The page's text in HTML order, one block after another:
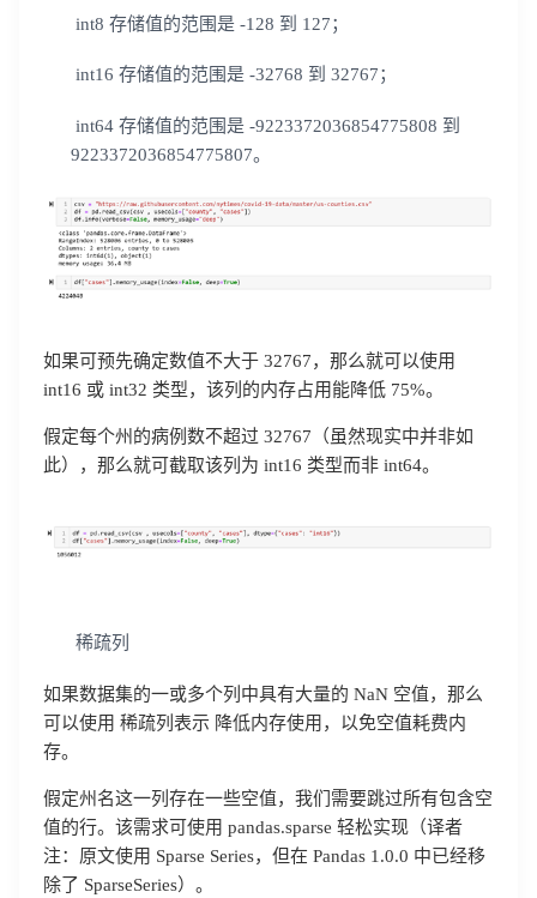
int8 存储值的范围是 -128 到 127；
int16 存储值的范围是 -32768 到 32767；
int64 存储值的范围是 -9223372036854775808 到
9223372036854775807。
如果可预先确定数值不大于 32767，那么就可以使用
int16 或 int32 类型，该列的内存占用能降低 75%。
假定每个州的病例数不超过 32767（虽然现实中并非如
此），那么就可截取该列为 int16 类型而非 int64。
稀疏列
如果数据集的一或多个列中具有大量的 NaN 空值，那么
可以使用 稀疏列表示 降低内存使用，以免空值耗费内
存。
假定州名这一列存在一些空值，我们需要跳过所有包含空
值的行。该需求可使用 pandas.sparse 轻松实现（译者
注：原文使用 Sparse Series，但在 Pandas 1.0.0 中已经移
除了 SparseSeries）。